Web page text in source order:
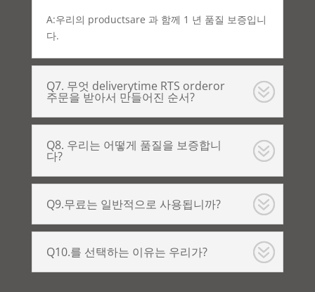
A:우리의 productsare 과 함께 1 년 품질 보증입니
다.
Q7. 무엇 deliverytime RTS orderor
주문을 받아서 만들어진 순서?
Q8. 우리는 어떻게 품질을 보증합니
다?
Q9.무료는 일반적으로 사용됩니까?
Q10.를 선택하는 이유는 우리가?